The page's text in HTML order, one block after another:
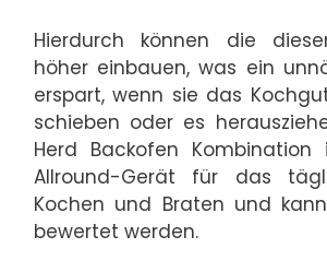
Hierdurch können die
höher einbauen, was ein
erspart, wenn sie das
schieben oder es
Herd Backofen
Allround-Gerät für das
Kochen und Braten und
bewertet werden.